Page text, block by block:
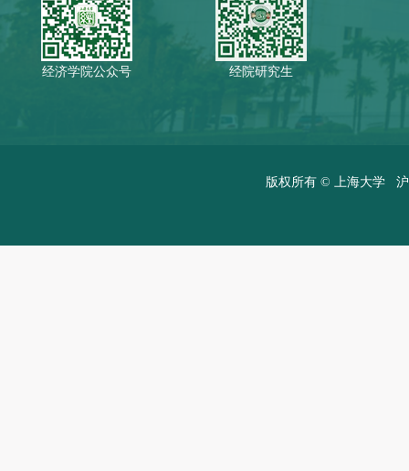
经济学院公众号 经院研究生
版权所有 © 上海大学